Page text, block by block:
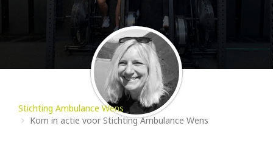
Stichting Ambulance Wens
Kom in actie voor Stichting Ambulance Wens